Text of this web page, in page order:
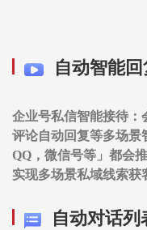
自动智能回
企业号私信智能接待：
评论自动回复等多场景
QQ，微信号等」都会
实现多场景私域线索获
自动对话列